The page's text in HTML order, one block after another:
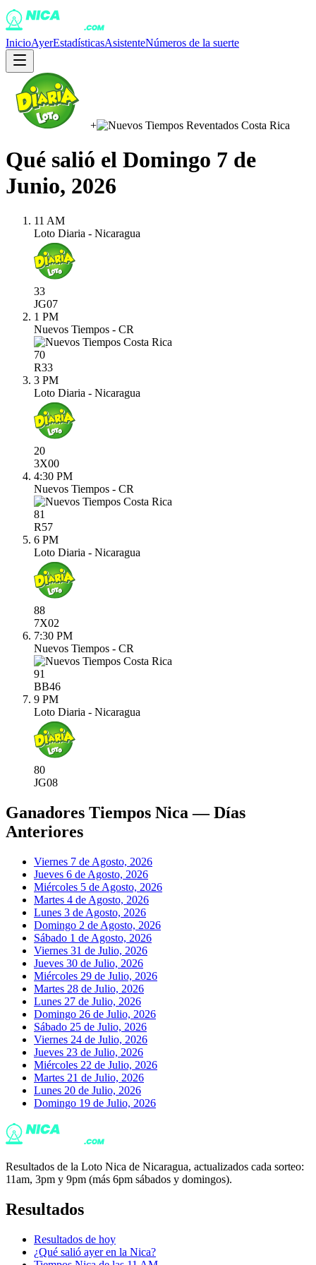
InicioAyerEstadísticasAsistenteNúmeros de la suerte
+
Qué salió el Domingo 7 de
Junio, 2026
11 AM
Loto Diaria - Nicaragua
33
JG07
1 PM
Nuevos Tiempos - CR
70
R33
3 PM
Loto Diaria - Nicaragua
20
3X00
4:30 PM
Nuevos Tiempos - CR
81
R57
6 PM
Loto Diaria - Nicaragua
88
7X02
7:30 PM
Nuevos Tiempos - CR
91
BB46
9 PM
Loto Diaria - Nicaragua
80
JG08
Ganadores Tiempos Nica — Días
Anteriores
Viernes 7 de Agosto, 2026
Jueves 6 de Agosto, 2026
Miércoles 5 de Agosto, 2026
Martes 4 de Agosto, 2026
Lunes 3 de Agosto, 2026
Domingo 2 de Agosto, 2026
Sábado 1 de Agosto, 2026
Viernes 31 de Julio, 2026
Jueves 30 de Julio, 2026
Miércoles 29 de Julio, 2026
Martes 28 de Julio, 2026
Lunes 27 de Julio, 2026
Domingo 26 de Julio, 2026
Sábado 25 de Julio, 2026
Viernes 24 de Julio, 2026
Jueves 23 de Julio, 2026
Miércoles 22 de Julio, 2026
Martes 21 de Julio, 2026
Lunes 20 de Julio, 2026
Domingo 19 de Julio, 2026
Resultados de la Loto Nica de Nicaragua, actualizados cada sorteo:
11am, 3pm y 9pm (más 6pm sábados y domingos).
Resultados
Resultados de hoy
¿Qué salió ayer en la Nica?